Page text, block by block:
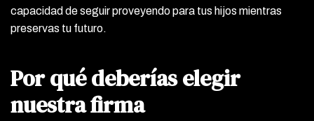
capacidad de seguir proveyendo para tus hijos mientras
preservas tu futuro.
Por qué deberías elegir
nuestra firma